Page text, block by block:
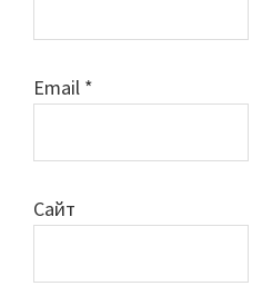
Email *
Сайт